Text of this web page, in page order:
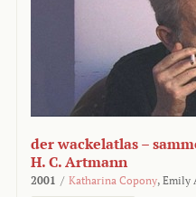
der wackelatlas –
H. C. Artmann
2001 / Katharina Copony, Emily